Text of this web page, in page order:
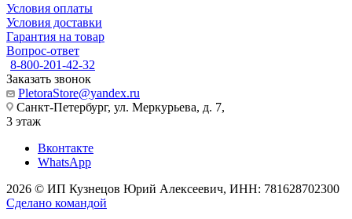
Условия оплаты
Условия доставки
Гарантия на товар
Вопрос-ответ
8-800-201-42-32
Заказать звонок
PletoraStore@yandex.ru
Санкт-Петербург, ул. Меркурьева, д. 7,
3 этаж
Вконтакте
WhatsApp
2026 © ИП Кузнецов Юрий Алексеевич, ИНН: 781628702300
Сделано командой